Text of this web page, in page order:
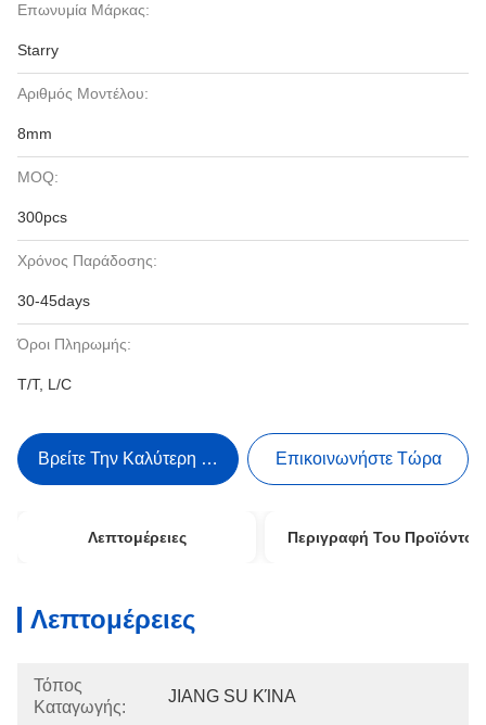
Επωνυμία Μάρκας:
Starry
Αριθμός Μοντέλου:
8mm
MOQ:
300pcs
Χρόνος Παράδοσης:
30-45days
Όροι Πληρωμής:
T/T, L/C
Βρείτε Την Καλύτερη Τιμή Επικοινωνήστε Τώρα
Λεπτομέρειες Περιγραφή Του Προϊόντος
Λεπτομέρειες
Τόπος
Καταγωγής:
JIANG SU ΚΊΝΑ